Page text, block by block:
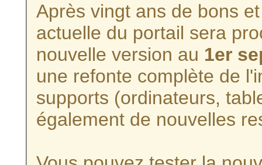
Après vingt ans de bons
actuelle du portail sera
nouvelle version au 1er
une refonte complète de
supports (ordinateurs,
également de nouvelles